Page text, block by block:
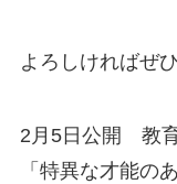
よろしければぜ
2月5日公開 教育
「特異な才能